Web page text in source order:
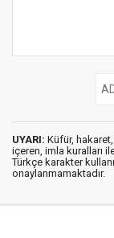
UYARI: Küfür,
içeren, imla kuralları
Türkçe karakter
onaylanmamaktadır.